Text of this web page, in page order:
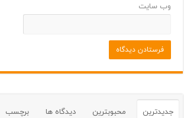
وب‌ سایت
جدیدترین محبوبترین دیدگاه ها برچسب